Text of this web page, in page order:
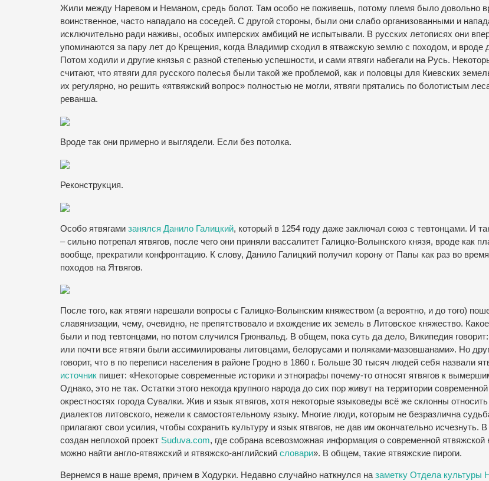
Жили между Наревом и Неманом, средь болот. Там особо не поживешь, потому племя было довольно
воинственное, часто нападало на соседей. С другой стороны, были они слабо организованными и
исключительно ради наживы, особых имперских амбиций не испытывали. В русских летописях они
упоминаются за пару лет до Крещения, когда Владимир сходил в ятважскую землю с походом, и вроде
Потом ходили и другие князья с разной степенью успешности, и сами ятвяги набегали на Русь.
считают, что ятвяги для русского полесья были такой же проблемой, как и половцы для Киевских
их регулярно, но решить «ятвяжский вопрос» полностью не могли, ятвяги прятались по болотистым
реванша.
Вроде так они примерно и выглядели. Если без потолка.
Реконструкция.
Особо ятвягами занялся Данило Галицкий, который в 1254 году даже заключал союз с тевтонцами. И
– сильно потрепал ятвягов, после чего они приняли вассалитет Галицко-Волынского князя, вроде как
вообще, прекратили конфронтацию. К слову, Данило Галицкий получил корону от Папы как раз во время
походов на Ятвягов.
После того, как ятвяги нарешали вопросы с Галицко-Волынским княжеством (а вероятно, и до того)
славянизации, чему, очевидно, не препятствовало и вхождение их земель в Литовское княжество.
были и под тевтонцами, но потом случился Грюнвальд. В общем, пока суть да дело, Википедия
или почти все ятвяги были ассимилированы литовцами, белорусами и поляками-мазовшанами». Но
говорит, что в по переписи населения в районе Гродно в 1860 г. Больше 30 тысяч людей себя назвали
источник пишет: «Некоторые современные историки и этнографы почему-то относят ятвягов к
Однако, это не так. Остатки этого некогда крупного народа до сих пор живут на территории
окрестностях города Сувалки. Жив и язык ятвягов, хотя некоторые языковеды всё же склонны
диалектов литовского, нежели к самостоятельному языку. Многие люди, которым не безразлична
прилагают свои усилия, чтобы сохранить культуру и язык ятвягов, не дав им окончательно исчезнуть. В
создан неплохой проект Suduva.com, где собрана всевозможная информация о современной ятвяжской
можно найти англо-ятвяжский и ятвяжско-английский словари». В общем, такие ятвяжские пироги.
Вернемся в наше время, причем в Ходурки. Недавно случайно наткнулся на заметку Отдела культуры